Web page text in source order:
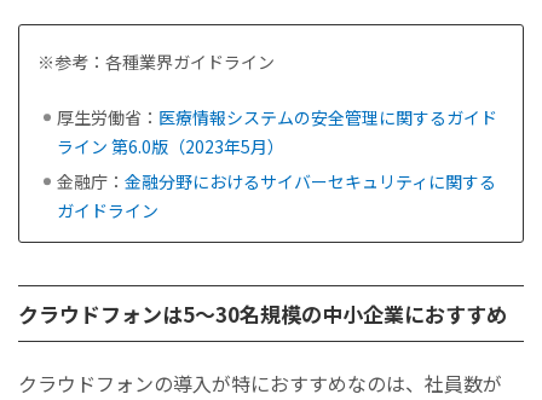
※参考：各種業界ガイドライン
厚生労働省： 医療情報システムの安全管理に関するガイド
ライン 第6.0版（2023年5月）
金融庁： 金融分野におけるサイバーセキュリティに関する
ガイドライン
クラウドフォンは5〜30名規模の中小企業におすすめ
クラウドフォンの導入が特におすすめなのは、社員数が